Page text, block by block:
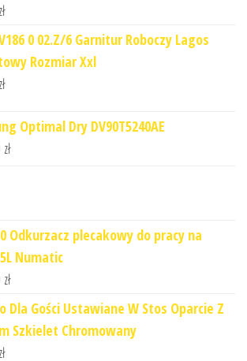
zł
0 02.Z/6 Garnitur Roboczy Lagos
Rozmiar Xxl
zł
Optimal Dry DV90T5240AE
zł
Odkurzacz plecakowy do pracy na
Numatic
zł
Dla Gości Ustawiane W Stos Oparcie Z
Szkielet Chromowany
zł